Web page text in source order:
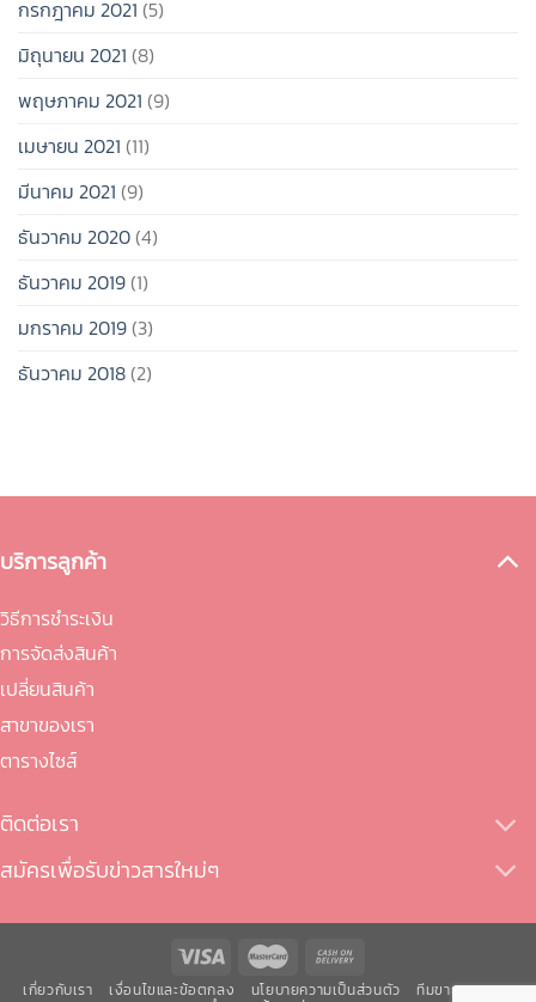
กรกฎาคม 2021 (5)
มิถุนายน 2021 (8)
พฤษภาคม 2021 (9)
เมษายน 2021 (11)
มีนาคม 2021 (9)
ธันวาคม 2020(4)
ธันวาคม 2019(1)
มกราคม 2019(3)
ธันวาคม 2018(2)
บริการลูกค้า
วิธีการชำระเงิน
การจัดส่งสินค้า
เปลี่ยนสินค้า
สาขาของเรา
ตารางไซส์
ติดต่อเรา
สมัครเพื่อรับข่าวสารใหม่ๆ
เกี่ยวกับเรา เงื่อนไขและข้อตกลง นโยบายความเป็นส่วนตัว ทีมขายของเรา